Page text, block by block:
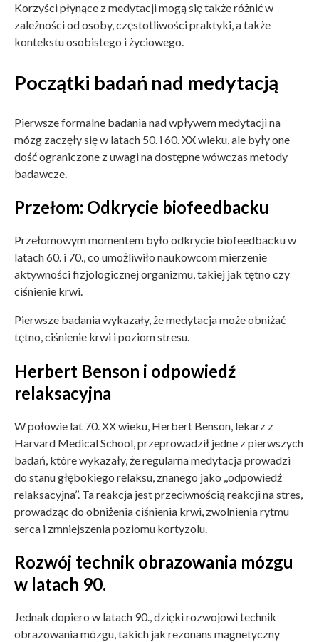
Korzyści płynące z medytacji mogą się także różnić w
zależności od osoby, częstotliwości praktyki, a także
kontekstu osobistego i życiowego.
Początki badań nad medytacją
Pierwsze formalne badania nad wpływem medytacji na
mózg zaczęły się w latach 50. i 60. XX wieku, ale były one
dość ograniczone z uwagi na dostępne wówczas metody
badawcze.
Przełom: Odkrycie biofeedbacku
Przełomowym momentem było odkrycie biofeedbacku w
latach 60. i 70., co umożliwiło naukowcom mierzenie
aktywności fizjologicznej organizmu, takiej jak tętno czy
ciśnienie krwi.
Pierwsze badania wykazały, że medytacja może obniżać
tętno, ciśnienie krwi i poziom stresu.
Herbert Benson i odpowiedź
relaksacyjna
W połowie lat 70. XX wieku, Herbert Benson, lekarz z
Harvard Medical School, przeprowadził jedne z pierwszych
badań, które wykazały, że regularna medytacja prowadzi
do stanu głębokiego relaksu, znanego jako ,,odpowiedź
relaksacyjna’’. Ta reakcja jest przeciwnością reakcji na stres,
prowadząc do obniżenia ciśnienia krwi, zwolnienia rytmu
serca i zmniejszenia poziomu kortyzolu.
Rozwój technik obrazowania mózgu
w latach 90.
Jednak dopiero w latach 90., dzięki rozwojowi technik
obrazowania mózgu, takich jak rezonans magnetyczny